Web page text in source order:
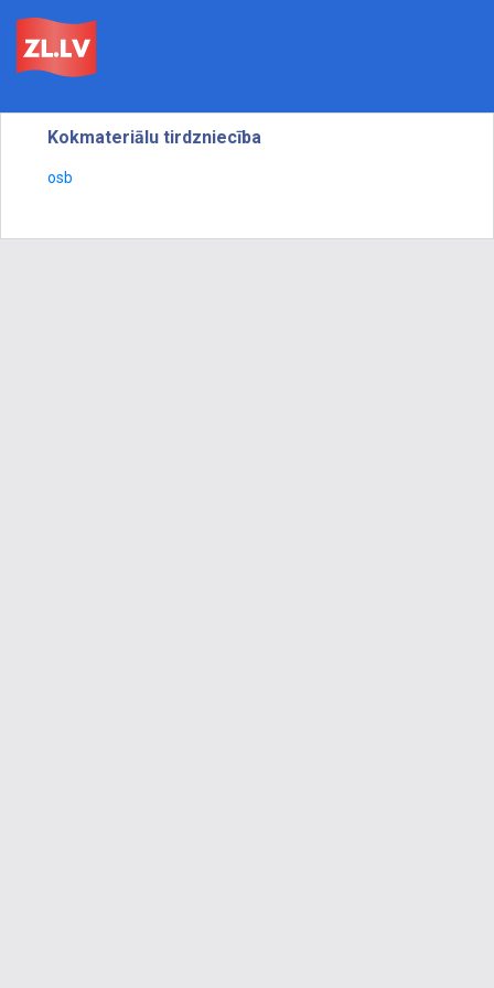
Kokmateriālu tirdzniecība
osb